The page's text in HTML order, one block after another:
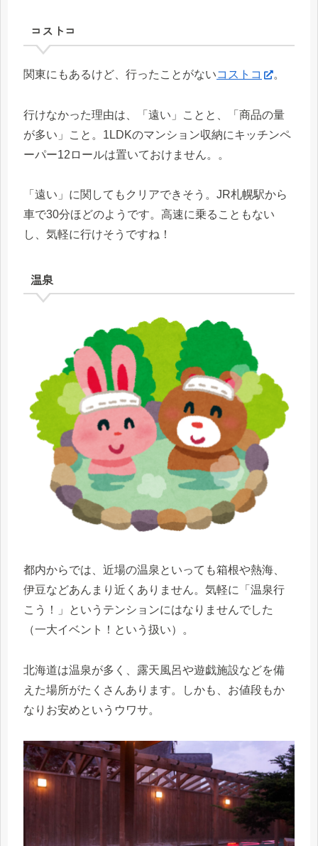
コストコ
関東にもあるけど、行ったことがないコストコ 。
行けなかった理由は、「遠い」ことと、「商品の量
が多い」こと。1LDKのマンション収納にキッチンペ
ーパー12ロールは置いておけません。。
「遠い」に関してもクリアできそう。JR札幌駅から
車で30分ほどのようです。高速に乗ることもない
し、気軽に行けそうですね！
温泉
都内からでは、近場の温泉といっても箱根や熱海、
伊豆などあんまり近くありません。気軽に「温泉行
こう！」というテンションにはなりませんでした
（一大イベント！という扱い）。
北海道は温泉が多く、露天風呂や遊戯施設などを備
えた場所がたくさんあります。しかも、お値段もか
なりお安めというウワサ。